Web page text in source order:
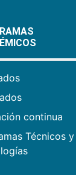
continua
Técnicos y